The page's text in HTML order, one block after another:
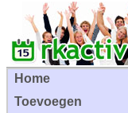
Home
Toevoegen